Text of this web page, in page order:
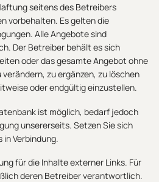
seitens des Betreibers
vorbehalten. Es gelten die
Alle Angebote sind
Der Betreiber behält es sich
oder das gesamte Angebot ohne
zu ergänzen, zu löschen
oder endgültig einzustellen.
ist möglich, bedarf jedoch
unsererseits. Setzen Sie sich
Verbindung.
für die Inhalte externer Links. Für
deren Betreiber verantwortlich.